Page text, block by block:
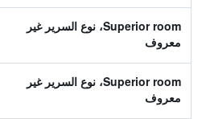
Superior room، نوع السرير غير
معروف
Superior room، نوع السرير غير
معروف